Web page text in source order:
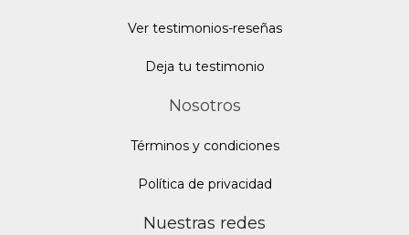
Ver testimonios-reseñas
Deja tu testimonio
Nosotros
Términos y condiciones
Política de privacidad
Nuestras redes